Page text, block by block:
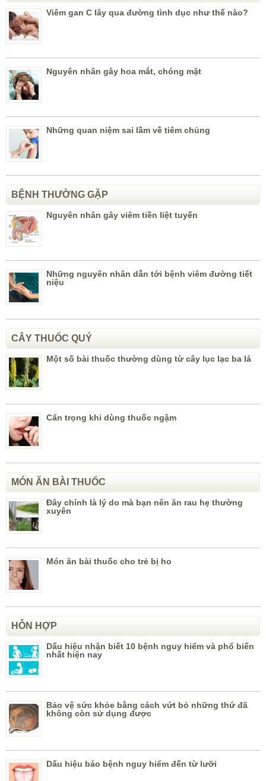
Viêm gan C lây qua đường tình dục như thế nào?
Nguyên nhân gây hoa mắt, chóng mặt
Những quan niệm sai lầm về tiêm chủng
BỆNH THƯỜNG GẶP
Nguyên nhân gây viêm tiền liệt tuyến
Những nguyên nhân dẫn tới bệnh viêm đường tiết
niệu
CÂY THUỐC QUÝ
Một số bài thuốc thường dùng từ cây lục lạc ba lá
Cẩn trọng khi dùng thuốc ngậm
MÓN ĂN BÀI THUỐC
Đây chính là lý do mà bạn nên ăn rau hẹ thường
xuyên
Món ăn bài thuốc cho trẻ bị ho
HỖN HỢP
Dấu hiệu nhận biết 10 bệnh nguy hiểm và phổ biến
nhất hiện nay
Bảo vệ sức khỏe bằng cách vứt bỏ những thứ đã
không còn sử dụng được
Dấu hiệu báo bệnh nguy hiểm đến từ lưỡi